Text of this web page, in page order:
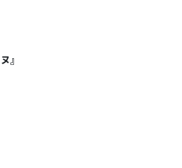
ヌ』